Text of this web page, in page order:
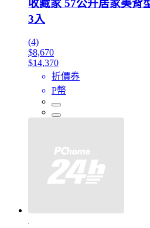
收藏家 57公升居家美背
3入
(4)
$8,670
$14,370
折價券
P幣